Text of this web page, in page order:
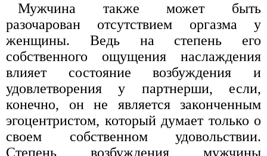
Мужчина также может быть
разочарован отсутствием оргазма у
женщины. Ведь на степень его
собственного ощущения наслаждения
влияет состояние возбуждения и
удовлетворения у партнерши, если,
конечно, он не является законченным
эгоцентристом, который думает только о
своем собственном удовольствии.
Степень возбуждения мужчины